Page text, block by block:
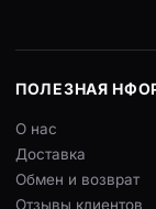
ПОЛЕЗНАЯ
О нас
Доставка
Обмен и возврат
Отзывы клиентов